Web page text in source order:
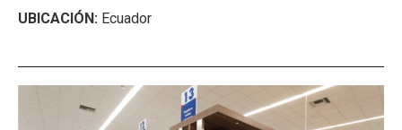
UBICACIÓN: Ecuador